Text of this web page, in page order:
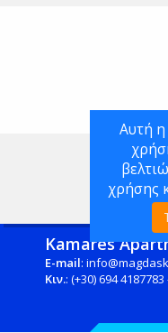
Kamares
E-mail:
Κιν.: (+30) 694 4187783
Αυτή η
χρήσης